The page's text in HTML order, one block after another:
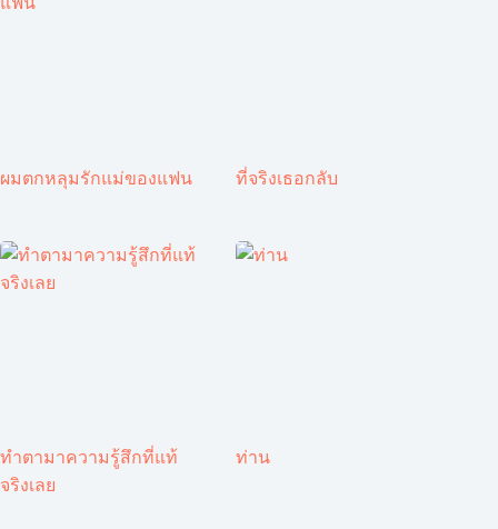
ผมตกหลุมรักแม่ของแฟน ที่จริงเธอกลับ
ทำตามาความรู้สึกที่แท้
จริงเลย
ท่าน